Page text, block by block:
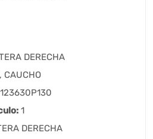
DERECHA
CAUCHO
123630P130
1
DERECHA